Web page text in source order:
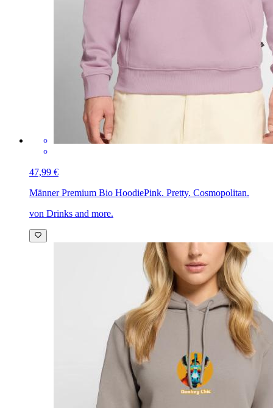
47,99 €
Männer Premium Bio HoodiePink. Pretty. Cosmopolitan.
von Drinks and more.